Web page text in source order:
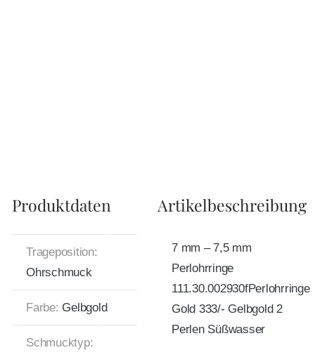
Produktdaten
Trageposition:
Ohrschmuck
Farbe: Gelbgold
Schmucktyp:
Artikelbeschreibung
7 mm – 7,5 mm
Perlohrringe
111.30.002930fPerlohrringe
Gold 333/- Gelbgold 2
Perlen Süßwasser